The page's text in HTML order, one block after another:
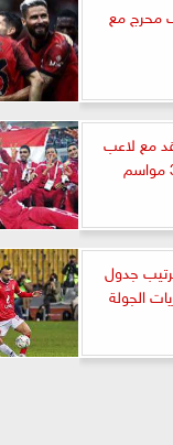
محرج مع
مع لاعب
جدول
الجولة